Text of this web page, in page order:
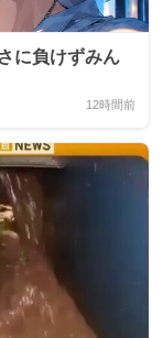
に負けずみん
12時間前